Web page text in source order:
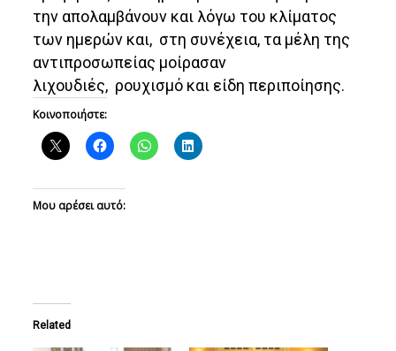
την απολαμβάνουν και λόγω του κλίματος
των ημερών και, στη συνέχεια, τα μέλη της
αντιπροσωπείας μοίρασαν
λιχουδιές, ρουχισμό και είδη περιποίησης.
Κοινοποιήστε:
Μου αρέσει αυτό:
Related